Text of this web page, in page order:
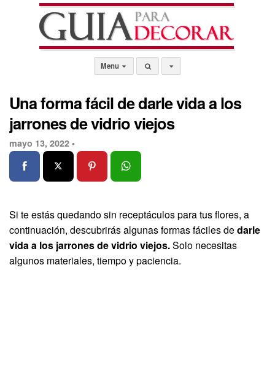
Menu
Una forma fácil de darle vida a los
jarrones de vidrio viejos
mayo 13, 2022 •
Si te estás quedando sin receptáculos para tus flores, a
continuación, descubrirás algunas formas fáciles dedarle
vida a los jarrones de vidrio viejos.Solo necesitas
algunos materiales, tiempo y paciencia.